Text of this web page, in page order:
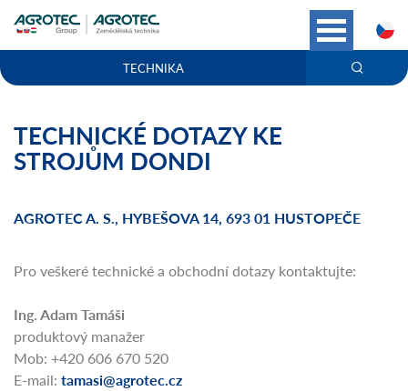
TECHNIKA
TECHNICKÉ DOTAZY KE
STROJŮM DONDI
AGROTEC A. S., HYBEŠOVA 14, 693 01 HUSTOPEČE
Pro veškeré technické a obchodní dotazy kontaktujte:
Ing. Adam Tamáši
produktový manažer
Mob: +420 606 670 520
E-mail: tamasi@agrotec.cz